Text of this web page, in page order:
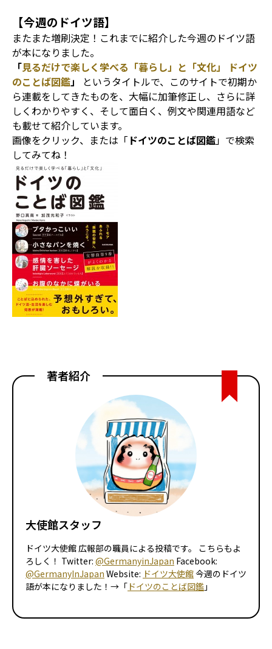
【今週のドイツ語】
またまた増刷決定！これまでに紹介した今週のドイツ語
が本になりました。
「見るだけで楽しく学べる「暮らし」と「文化」 ドイツ
のことば図鑑」
というタイトルで、このサイトで初期か
ら連載をしてきたものを、大幅に加筆修正し、さらに詳
しくわかりやすく、そして面白く、例文や関連用語など
も載せて紹介しています。
画像をクリック、または「 ドイツのことば図鑑」で検索
してみてね！
著者紹介
大使館スタッフ
ドイツ大使館 広報部の職員による投稿です。 こちらもよ
ろしく！ Twitter: @GermanyinJapan Facebook:
@GermanyInJapan Website: ドイツ大使館今週のドイツ
語が本になりました！→「 ドイツのことば図鑑 」